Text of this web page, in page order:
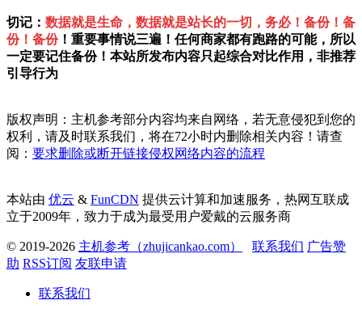
切记： 数据就是生命，数据就是站长的一切，务必！备份！备
份！备份！重要事情说三遍！任何商家都有跑路的可能，所以
一定要记住备份！本站所发布内容只起综合对比作用，非推荐
引导行为
版权声明：主机参考部分内容均来自网络，若无意侵犯到您的
权利，请及时联系我们，将在72小时内删除相关内容！请查
阅： 要求删除或断开链接侵权网络内容的流程
本站由 优云 & FunCDN 提供云计算和加速服务，热网互联成
立于2009年，致力于成为最受用户爱戴的云服务商
© 2019-2026 主机参考（zhujicankao.com） 联系我们 广告赞
助 RSS订阅 友联申请
联系我们